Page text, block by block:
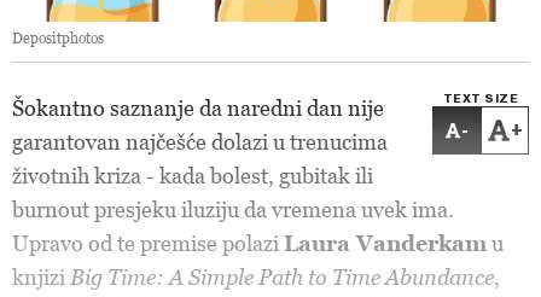
Depositphotos
TEXT SIZE
- +
Šokantno saznanje da naredni dan nije
garantovan najčešće dolazi u trenucima
životnih kriza - kada bolest, gubitak ili
burnout presjeku iluziju da vremena uvek ima.
Upravo od te premise polazi Laura Vanderkam u
knjizi Big Time: A Simple Path to Time Abundance,